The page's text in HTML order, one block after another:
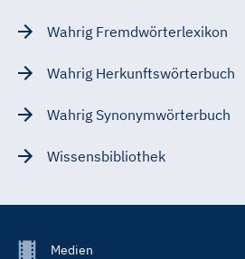
Wahrig Fremdwörterlexikon
Wahrig Herkunftswörterbuch
Wahrig Synonymwörterbuch
Wissensbibliothek
FooterMedien